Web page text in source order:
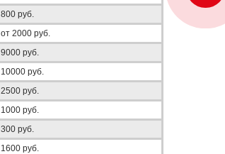
800 руб.
от 2000 руб.
9000 руб.
10000 руб.
2500 руб.
1000 руб.
300 руб.
1600 руб.